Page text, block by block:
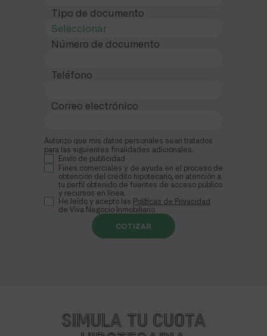
Tipo de documento
Número de documento
Teléfono
Correo electrónico
Autorizo que mis datos personales sean tratados
para las siguientes finalidades adicionales.
Envío de publicidad
Fines comerciales y de ayuda en el proceso de
obtención del crédito hipotecario, en atención a
tu perfil obtenido de fuentes de acceso público
y recursos en línea.
He leído y acepto las Políticas de Privacidad
de Viva Negocio Inmobiliario
COTIZAR
SIMULA TU CUOTA